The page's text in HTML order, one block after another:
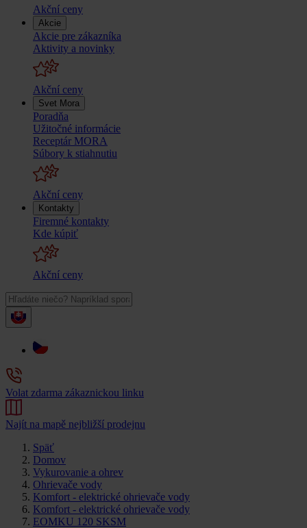
Akční ceny
Akcie
Akcie pre zákazníka
Aktivity a novinky
Akční ceny
Svet Mora
Poradňa
Užitočné informácie
Receptár MORA
Súbory k stiahnutiu
Akční ceny
Kontakty
Firemné kontakty
Kde kúpiť
Akční ceny
Volat zdarma zákaznickou linku
Najít na mapě nejbližší prodejnu
Späť
Domov
Vykurovanie a ohrev
Ohrievače vody
Komfort - elektrické ohrievače vody
Komfort - elektrické ohrievače vody
EOMKU 120 SKSM